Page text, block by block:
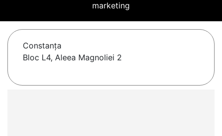
marketing
Constanţa
Bloc L4, Aleea Magnoliei 2